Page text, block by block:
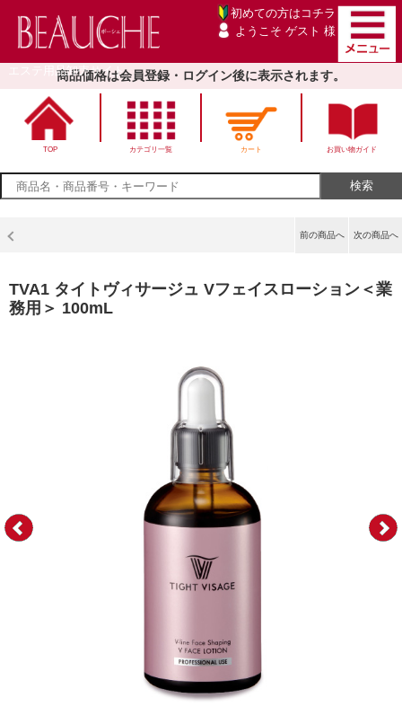
エステ用品卸売サイト
初めての方は コチラ
ようこそ ゲスト 様
商品価格は会員登録・ログイン後に表示されます。
TOP カテゴリ一覧 カート お買い物ガイド
次の商品へ
前の商品へ
TVA1 タイトヴィサージュ Vフェイスローション＜業
務用＞ 100mL